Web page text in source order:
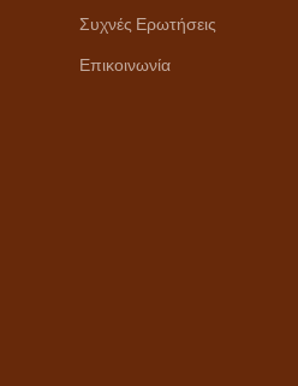
Συχνές Ερωτήσεις
Επικοινωνία